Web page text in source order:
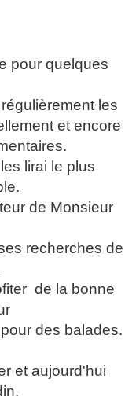
pour quelques
les
et encore
lirai le plus
de Monsieur
recherches de
de la bonne
des balades.
et aujourd'hui